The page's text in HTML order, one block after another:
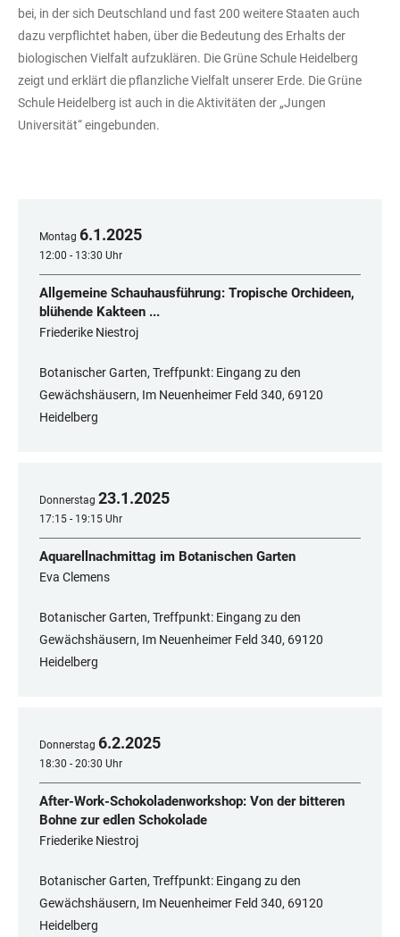
bei, in der sich Deutschland und fast 200 weitere Staaten auch
dazu verpflichtet haben, über die Bedeutung des Erhalts der
biologischen Vielfalt aufzuklären. Die Grüne Schule Heidelberg
zeigt und erklärt die pflanzliche Vielfalt unserer Erde. Die Grüne
Schule Heidelberg ist auch in die Aktivitäten der „Jungen
Universität“ eingebunden.
Montag 6.1.2025
12:00 - 13:30 Uhr
Allgemeine Schauhausführung: Tropische Orchideen,
blühende Kakteen ...
Friederike Niestroj
Botanischer Garten, Treffpunkt: Eingang zu den
Gewächshäusern, Im Neuenheimer Feld 340, 69120
Heidelberg
Donnerstag 23.1.2025
17:15 - 19:15 Uhr
Aquarellnachmittag im Botanischen Garten
Eva Clemens
Botanischer Garten, Treffpunkt: Eingang zu den
Gewächshäusern, Im Neuenheimer Feld 340, ​​​​​​​69120
Heidelberg
Donnerstag 6.2.2025
18:30 - 20:30 Uhr
After-Work-Schokoladenworkshop: Von der bitteren
Bohne zur edlen Schokolade
Friederike Niestroj
Botanischer Garten, Treffpunkt: Eingang zu den
Gewächshäusern, Im Neuenheimer Feld 340, ​​​​​​​69120
Heidelberg